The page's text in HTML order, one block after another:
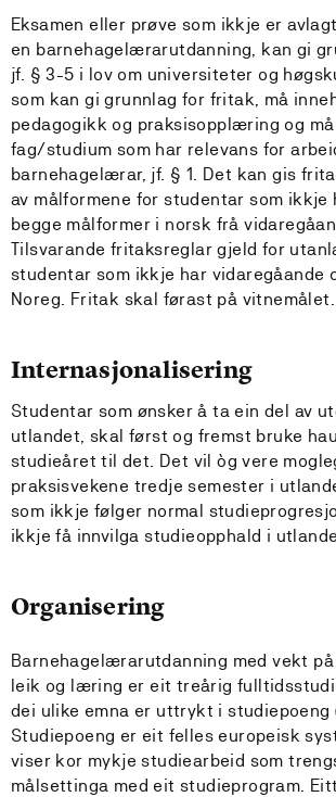
Eksamen eller prøve som ikkje er
en barnehagelærarutdanning, kan gi
jf. § 3-5 i lov om universiteter og
som kan gi grunnlag for fritak, må
pedagogikk og praksisopplæring og
fag/studium som har relevans for
barnehagelærar, jf. § 1. Det kan gis
av målformene for studentar som ikkje
begge målformer i norsk frå
Tilsvarande fritaksreglar gjeld for
studentar som ikkje har vidaregåande
Noreg. Fritak skal førast på vitnemålet.
Internasjonalisering
Studentar som ønsker å ta ein del av
utlandet, skal først og fremst bruke
studieåret til det. Det vil òg vere
praksisvekene tredje semester i
som ikkje følger normal
ikkje få innvilga studieopphald i
Organisering
Barnehagelærarutdanning med vekt
leik og læring er eit treårig
dei ulike emna er uttrykt i studiepoeng
Studiepoeng er eit felles europeisk
viser kor mykje studiearbeid som
målsettinga med eit studieprogram.